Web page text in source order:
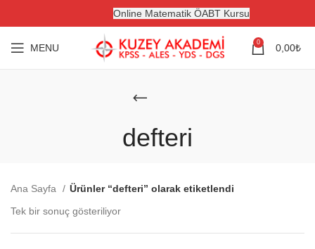
Online Matematik ÖABT Kursu
MENU 0 0,00₺
defteri
Ana Sayfa
Ürünler “defteri” olarak etiketlendi
Tek bir sonuç gösteriliyor